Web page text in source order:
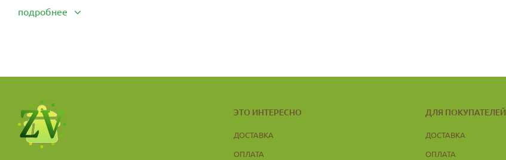
подробнее
ЭТО ИНТЕРЕСНО
ДОСТАВКА
ОПЛАТА
ДЛЯ ПОКУПАТЕЛЕЙ
ДОСТАВКА
ОПЛАТА